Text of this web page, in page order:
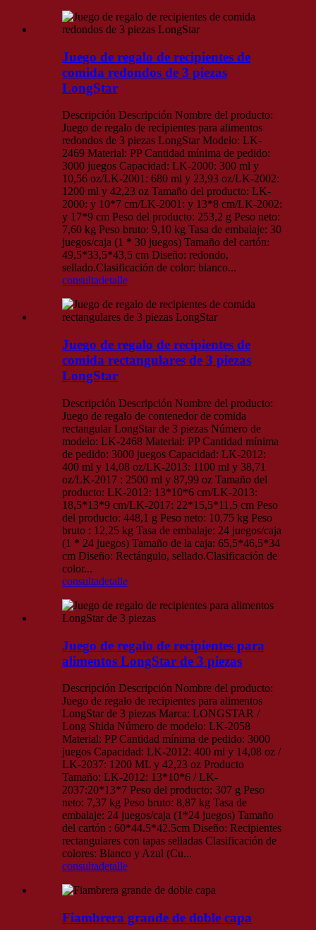
Juego de regalo de recipientes de
comida redondos de 3 piezas
LongStar
Descripción Descripción Nombre del producto:
Juego de regalo de recipientes para alimentos
redondos de 3 piezas LongStar Modelo: LK-
2469 Material: PP Cantidad mínima de pedido:
3000 juegos Capacidad: LK-2000: 300 ml y
10,56 oz/LK-2001: 680 ml y 23,93 oz/LK-2002:
1200 ml y 42,23 oz Tamaño del producto: LK-
2000: y 10*7 cm/LK-2001: y 13*8 cm/LK-2002:
y 17*9 cm Peso del producto: 253,2 g Peso neto:
7,60 kg Peso bruto: 9,10 kg Tasa de embalaje: 30
juegos/caja (1 * 30 juegos) Tamaño del cartón:
49,5*33,5*43,5 cm Diseño: redondo,
sellado.Clasificación de color: blanco...
consultadetalle
Juego de regalo de recipientes de
comida rectangulares de 3 piezas
LongStar
Descripción Descripción Nombre del producto:
Juego de regalo de contenedor de comida
rectangular LongStar de 3 piezas Número de
modelo: LK-2468 Material: PP Cantidad mínima
de pedido: 3000 juegos Capacidad: LK-2012:
400 ml y 14,08 oz/LK-2013: 1100 ml y 38,71
oz/LK-2017 : 2500 ml y 87,99 oz Tamaño del
producto: LK-2012: 13*10*6 cm/LK-2013:
18,5*13*9 cm/LK-2017: 22*15,5*11,5 cm Peso
del producto: 448,1 g Peso neto: 10,75 kg Peso
bruto : 12,25 kg Tasa de embalaje: 24 juegos/caja
(1 * 24 juegos) Tamaño de la caja: 65,5*46,5*34
cm Diseño: Rectángulo, sellado.Clasificación de
color...
consultadetalle
Juego de regalo de recipientes para
alimentos LongStar de 3 piezas
Descripción Descripción Nombre del producto:
Juego de regalo de recipientes para alimentos
LongStar de 3 piezas Marca: LONGSTAR /
Long Shida Número de modelo: LK-2058
Material: PP Cantidad mínima de pedido: 3000
juegos Capacidad: LK-2012: 400 ml y 14,08 oz /
LK-2037: 1200 ML y 42,23 oz Producto
Tamaño: LK-2012: 13*10*6 / LK-
2037:20*13*7 Peso del producto: 307 g Peso
neto: 7,37 kg Peso bruto: 8,87 kg Tasa de
embalaje: 24 juegos/caja (1*24 juegos) Tamaño
del cartón : 60*44.5*42.5cm Diseño: Recipientes
rectangulares con tapas selladas Clasificación de
colores: Blanco y Azul (Cu...
consultadetalle
Fiambrera grande de doble capa